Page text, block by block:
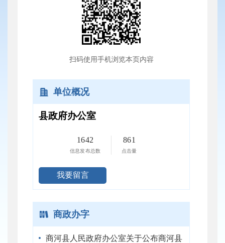
扫码使用手机浏览本页内容
单位概况
县政府办公室
1642
信息发布总数
861
点击量
我要留言
商政办字
商河县人民政府办公室关于公布商河县